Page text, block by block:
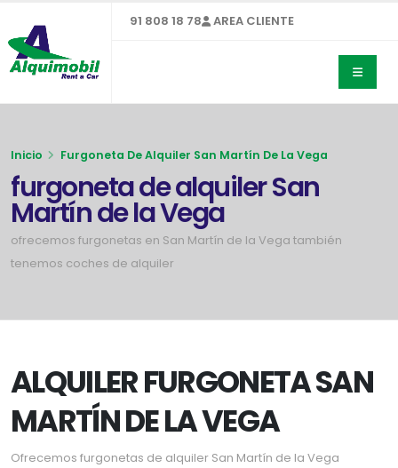
91 808 18 78 AREA CLIENTE
Inicio Furgoneta De Alquiler San Martín De La Vega
furgoneta de alquiler San
Martín de la Vega
ofrecemos furgonetas en San Martín de la Vega también
tenemos coches de alquiler
ALQUILER FURGONETA SAN
MARTÍN DE LA VEGA
Ofrecemos furgonetas de alquiler San Martín de la Vega